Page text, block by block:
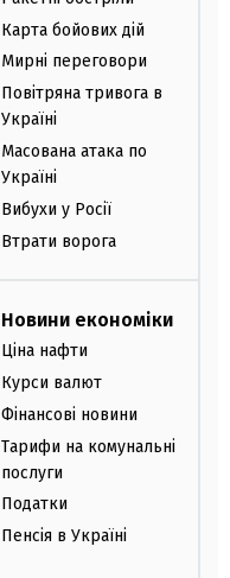
Карта бойових дій
Мирні переговори
Повітряна тривога в
Україні
Масована атака по
Україні
Вибухи у Росії
Втрати ворога
Новини економіки
Ціна нафти
Курси валют
Фінансові новини
Тарифи на комунальні
послуги
Податки
Пенсія в Україні